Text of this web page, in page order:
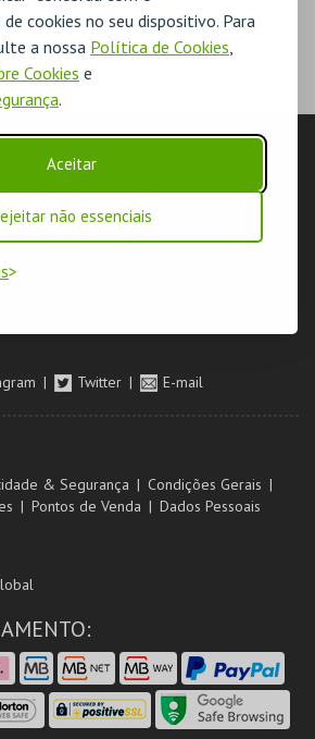
cookies no seu dispositivo. Para
a nossa Política de Cookies,
Cookies e
.
Aceitar
não essenciais
Produtos
Twitter E-mail
& Segurança
Condições Gerais
Pontos de Venda Dados Pessoais